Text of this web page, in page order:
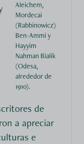
Aleichem,
Mordecai
(Rabbinowicz)
Ben-Ammi y
Hayyim
Nahman Bialik
(Odesa,
alrededor de
1910).
de
a apreciar
e